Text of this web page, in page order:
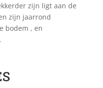
zijn ligt aan de
zijn jaarrond
bodem , en